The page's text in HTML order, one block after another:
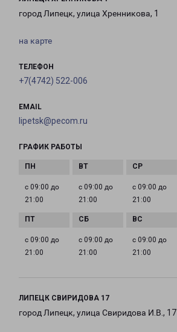
город Липецк, улица Хренникова, 1
на карте
ТЕЛЕФОН
+7(4742) 522-006
EMAIL
lipetsk@pecom.ru
ГРАФИК РАБОТЫ
с 09:00 до
21:00
с 09:00 до
21:00
с 09:00 до
21:00
с 09:00 до
21:00
с 09:00 до
21:00
с 09:00 до
21:00
ЛИПЕЦК СВИРИДОВА 17
город Липецк, улица Свиридова И.В., 17